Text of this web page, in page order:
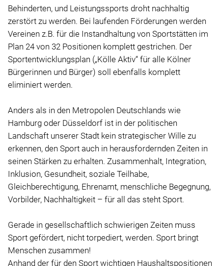
Behinderten, und Leistungssports droht nachhaltig
zerstört zu werden. Bei laufenden Förderungen werden
Vereinen z.B. für die Instandhaltung von Sportstätten im
Plan 24 von 32 Positionen komplett gestrichen. Der
Sportentwicklungsplan („Kölle Aktiv“ für alle Kölner
Bürgerinnen und Bürger) soll ebenfalls komplett
eliminiert werden.
Anders als in den Metropolen Deutschlands wie
Hamburg oder Düsseldorf ist in der politischen
Landschaft unserer Stadt kein strategischer Wille zu
erkennen, den Sport auch in herausfordernden Zeiten in
seinen Stärken zu erhalten. Zusammenhalt, Integration,
Inklusion, Gesundheit, soziale Teilhabe,
Gleichberechtigung, Ehrenamt, menschliche Begegnung,
Vorbilder, Nachhaltigkeit – für all das steht Sport.
Gerade in gesellschaftlich schwierigen Zeiten muss
Sport gefördert, nicht torpediert, werden. Sport bringt
Menschen zusammen!
Anhand der für den Sport wichtigen Haushaltspositionen